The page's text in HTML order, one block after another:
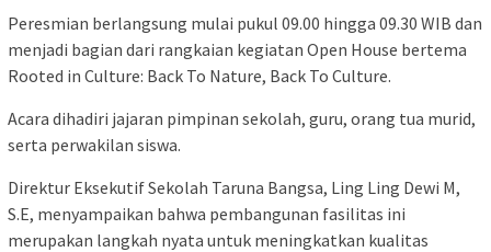
Peresmian berlangsung mulai pukul 09.00 hingga 09.30 WIB dan
menjadi bagian dari rangkaian kegiatan Open House bertema
Rooted in Culture: Back To Nature, Back To Culture.
Acara dihadiri jajaran pimpinan sekolah, guru, orang tua murid,
serta perwakilan siswa.
Direktur Eksekutif Sekolah Taruna Bangsa, Ling Ling Dewi M,
S.E, menyampaikan bahwa pembangunan fasilitas ini
merupakan langkah nyata untuk meningkatkan kualitas